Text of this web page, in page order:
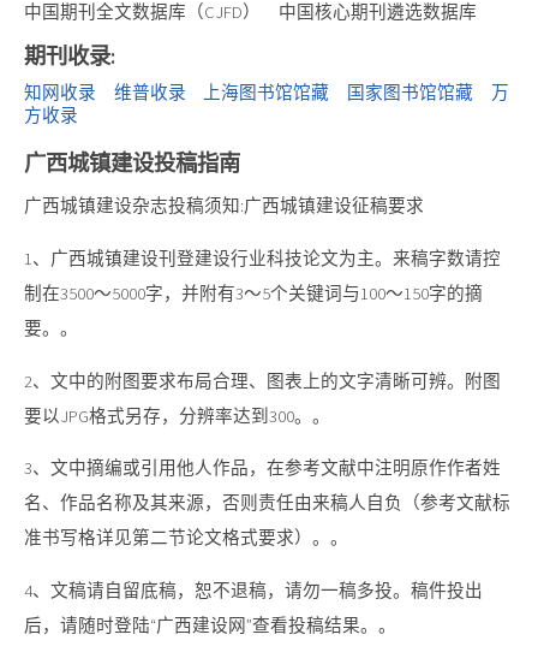
中国期刊全文数据库（CJFD） 中国核心期刊遴选数据库
期刊收录:
知网收录 维普收录 上海图书馆馆藏 国家图书馆馆藏
万
方收录
广西城镇建设投稿指南
广西城镇建设杂志投稿须知:广西城镇建设征稿要求
1、广西城镇建设刊登建设行业科技论文为主。来稿字数请控
制在3500～5000字，并附有3～5个关键词与100～150字的摘
要。。
2、文中的附图要求布局合理、图表上的文字清晰可辨。附图
要以JPG格式另存，分辨率达到300。。
3、文中摘编或引用他人作品，在参考文献中注明原作作者姓
名、作品名称及其来源，否则责任由来稿人自负（参考文献标
准书写格详见第二节论文格式要求）。。
4、文稿请自留底稿，恕不退稿，请勿一稿多投。稿件投出
后，请随时登陆“广西建设网”查看投稿结果。。